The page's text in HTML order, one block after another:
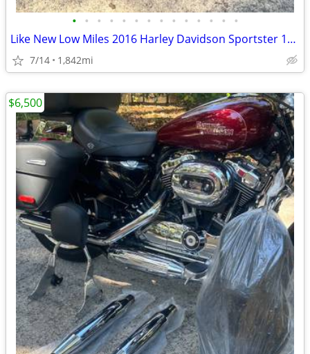
• • • • • • • • • • • • • •
Like New Low Miles 2016 Harley Davidson Sportster 1200 cc
7/14 1,842mi
$6,500